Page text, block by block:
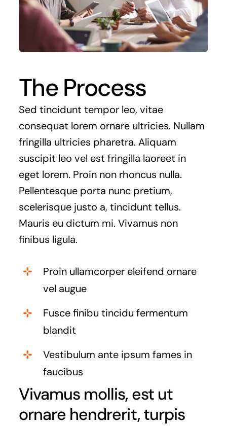
The Process
Sed tincidunt tempor leo, vitae
consequat lorem ornare ultricies. Nullam
fringilla ultricies pharetra. Aliquam
suscipit leo vel est fringilla laoreet in
eget lorem. Proin non rhoncus nulla.
Pellentesque porta nunc pretium,
scelerisque justo a, tincidunt tellus.
Mauris eu dictum mi. Vivamus non
finibus ligula.
Proin ullamcorper eleifend ornare
vel augue
Fusce finibu tincidu fermentum
blandit
Vestibulum ante ipsum fames in
faucibus
Vivamus mollis, est ut
ornare hendrerit, turpis